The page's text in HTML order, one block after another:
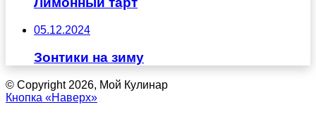
05.12.2024
Зонтики на зиму
© Copyright 2026, Мой Кулинар
Кнопка «Наверх»